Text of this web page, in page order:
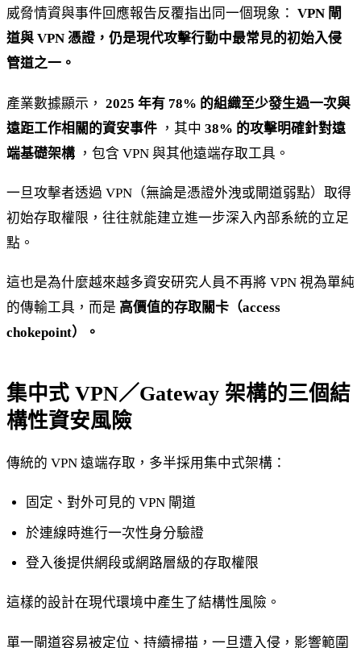
威脅情資與事件回應報告反覆指出同一個現象： VPN 閘
道與 VPN 憑證，仍是現代攻擊行動中最常見的初始入侵
管道之一。
產業數據顯示， 2025 年有 78% 的組織至少發生過一次與
遠距工作相關的資安事件 ，其中 38% 的攻擊明確針對遠
端基礎架構 ，包含 VPN 與其他遠端存取工具。
一旦攻擊者透過 VPN（無論是憑證外洩或閘道弱點）取得
初始存取權限，往往就能建立進一步深入內部系統的立足
點。
這也是為什麼越來越多資安研究人員不再將 VPN 視為單純
的傳輸工具，而是 高價值的存取關卡（access
chokepoint）。
集中式 VPN／Gateway 架構的三個結
構性資安風險
傳統的 VPN 遠端存取，多半採用集中式架構：
固定、對外可見的 VPN 閘道
於連線時進行一次性身分驗證
登入後提供網段或網路層級的存取權限
這樣的設計在現代環境中產生了結構性風險。
單一閘道容易被定位、持續掃描，一旦遭入侵，影響範圍